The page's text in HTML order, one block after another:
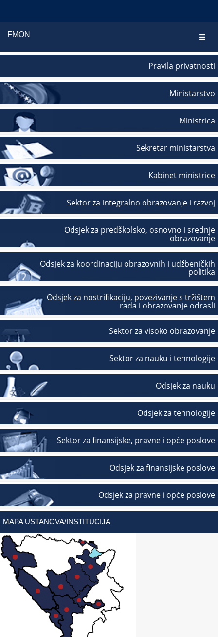
FMON
Pravila privatnosti
Ministarstvo
Ministrica
Sekretar ministarstva
Kabinet ministrice
Sektor za integralno obrazovanje i razvoj
Odsjek za predškolsko, osnovno i srednje
obrazovanje
Odsjek za koordinaciju obrazovnih i udžbeničkih
politika
Odsjek za nostrifikaciju, povezivanje s tržištem
rada i obrazovanje odrasli
Sektor za visoko obrazovanje
Sektor za nauku i tehnologije
Odsjek za nauku
Odsjek za tehnologije
Sektor za finansijske, pravne i opće poslove
Odsjek za finansijske poslove
Odsjek za pravne i opće poslove
MAPA USTANOVA/INSTITUCIJA